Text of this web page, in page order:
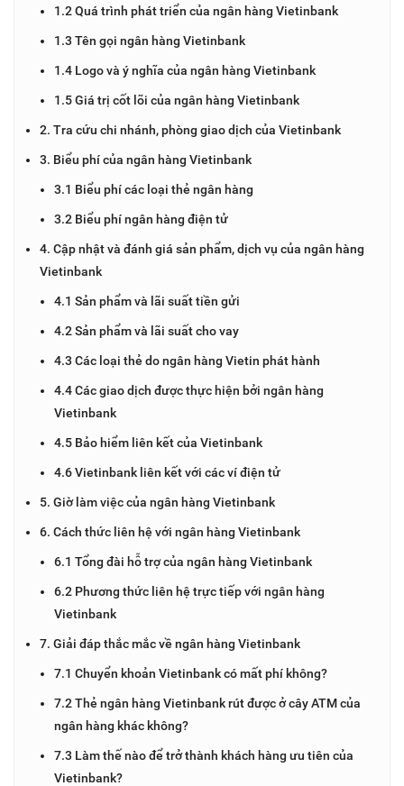
1.2 Quá trình phát triển của ngân hàng Vietinbank
1.3 Tên gọi ngân hàng Vietinbank
1.4 Logo và ý nghĩa của ngân hàng Vietinbank
1.5 Giá trị cốt lõi của ngân hàng Vietinbank
2. Tra cứu chi nhánh, phòng giao dịch của Vietinbank
3. Biểu phí của ngân hàng Vietinbank
3.1 Biểu phí các loại thẻ ngân hàng
3.2 Biểu phí ngân hàng điện tử
4. Cập nhật và đánh giá sản phẩm, dịch vụ của ngân hàng
Vietinbank
4.1 Sản phẩm và lãi suất tiền gửi
4.2 Sản phẩm và lãi suất cho vay
4.3 Các loại thẻ do ngân hàng Vietin phát hành
4.4 Các giao dịch được thực hiện bởi ngân hàng
Vietinbank
4.5 Bảo hiểm liên kết của Vietinbank
4.6 Vietinbank liên kết với các ví điện tử
5. Giờ làm việc của ngân hàng Vietinbank
6. Cách thức liên hệ với ngân hàng Vietinbank
6.1 Tổng đài hỗ trợ của ngân hàng Vietinbank
6.2 Phương thức liên hệ trực tiếp với ngân hàng
Vietinbank
7. Giải đáp thắc mắc về ngân hàng Vietinbank
7.1 Chuyển khoản Vietinbank có mất phí không?
7.2 Thẻ ngân hàng Vietinbank rút được ở cây ATM của
ngân hàng khác không?
7.3 Làm thế nào để trở thành khách hàng ưu tiên của
Vietinbank?